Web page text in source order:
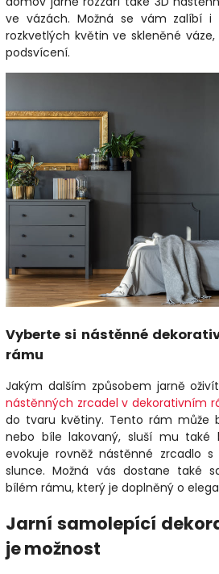
ve vázách. Možná se vám zalíbí i
rozkvetlých květin ve skleněné
podsvícení.
Vyberte si nástěnné
rámu
Jakým dalším způsobem jarně
nástěnných zrcadel v dekorativním
do tvaru květiny. Tento rám může
nebo bíle lakovaný, sluší mu také
evokuje rovněž nástěnné zrcadlo
slunce. Možná vás dostane také
bílém rámu, který je doplněný o
Jarní samolepící
je možnost